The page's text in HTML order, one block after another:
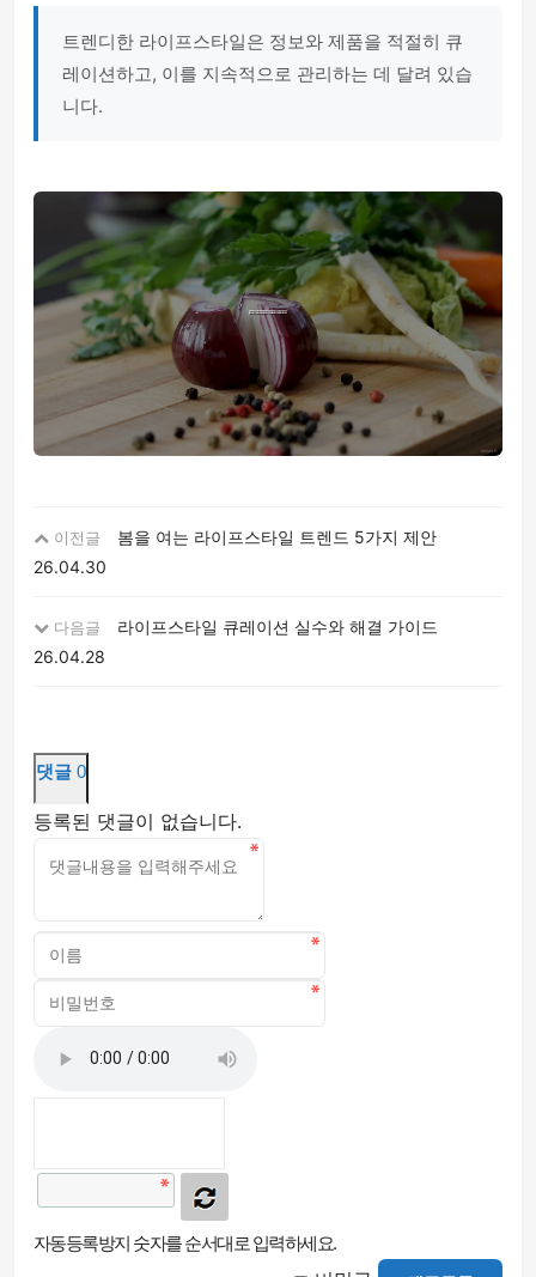
트렌디한 라이프스타일은 정보와 제품을 적절히 큐
레이션하고, 이를 지속적으로 관리하는 데 달려 있습
니다.
이전글
봄을 여는 라이프스타일 트렌드 5가지 제안
26.04.30
다음글
라이프스타일 큐레이션 실수와 해결 가이드
26.04.28
댓글 0
등록된 댓글이 없습니다.
자동등록방지 숫자를 순서대로 입력하세요.